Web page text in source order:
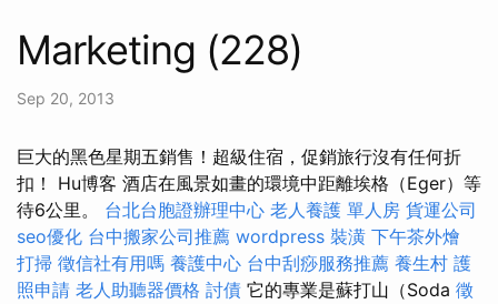
Marketing (228)
Sep 20, 2013
巨大的黑色星期五銷售！超級住宿，促銷旅行沒有任何折
扣！ Hu博客 酒店在風景如畫的環境中距離埃格（Eger）等
待6公里。 台北台胞證辦理中心 老人養護 單人房 貨運公司
seo優化 台中搬家公司推薦 wordpress 裝潢 下午茶外燴
打掃 徵信社有用嗎 養護中心 台中刮痧服務推薦 養生村 護
照申請 老人助聽器價格 討債 它的專業是蘇打山（Soda 徵